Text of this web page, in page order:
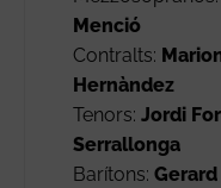
Menció
Contralts:
Hernàndez
Tenors: Jordi
Serrallonga
Barítons: